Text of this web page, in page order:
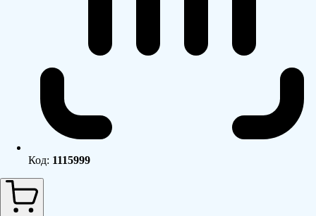
Код: 1115999